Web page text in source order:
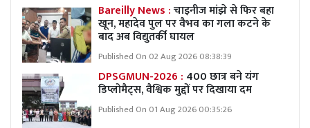
Bareilly News :चाइनीज मांझे से फिर बहा
खून, महादेव पुल पर वैभव का गला कटने के
बाद अब विद्युतर्की घायल
Published On 02 Aug 2026 08:38:39
DPSGMUN-2026 : 400 छात्र बने यंग
डिप्लोमैट्स, वैश्विक मुद्दों पर दिखाया दम
Published On 01 Aug 2026 00:35:26